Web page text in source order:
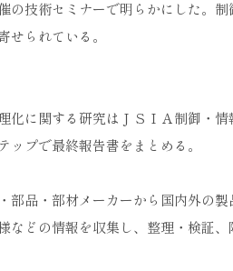
の技術セミナーで明らかにした。
せられている。
化に関する研究はＪＳＩＡ制御・
ップで最終報告書をまとめる。
部品・部材メーカーから国内外の
などの情報を収集し、整理・検証